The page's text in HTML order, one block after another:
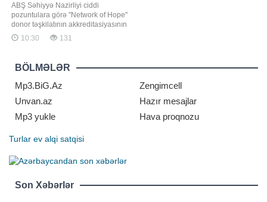
ABŞ Səhiyyə Nazirliyi ciddi
pozuntulara görə "Network of Hope"
donor təşkilatının akkreditasiyasının
ləğvi prosesinə başlayıb. xəbər verir
ki, Nazir Robert Kennedinin
yoxlamalar zamanı bəzi xəstələrin
orqan donorluğu siyahısına əsassız
daxil edildiyi, tibb
10:30 131
BÖLMƏLƏR
Mp3.BiG.Az
Zengimcell
Unvan.az
Hazır mesajlar
Mp3 yukle
Hava proqnozu
Turlar ev alqi satqisi
Son Xəbərlər